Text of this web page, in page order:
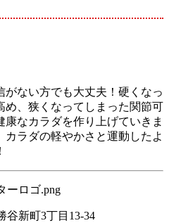
ない方でも大丈夫！硬くなっ
め、狭くなってしまった関節可
なカラダを作り上げていきま
ラダの軽やかさと運動したよ
下さい！
谷新町3丁目13-34